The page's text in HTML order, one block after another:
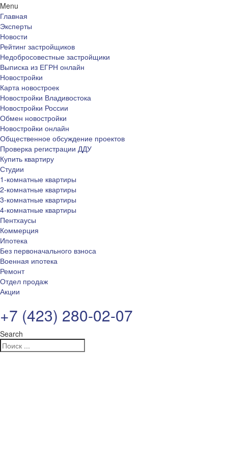
Menu
Главная
Эксперты
Новости
Рейтинг застройщиков
Недобросовестные застройщики
Выписка из ЕГРН онлайн
Новостройки
Карта новостроек
Новостройки Владивостока
Новостройки России
Обмен новостройки
Новостройки онлайн
Общественное обсуждение проектов
Проверка регистрации ДДУ
Купить квартиру
Студии
1-комнатные квартиры
2-комнатные квартиры
3-комнатные квартиры
4-комнатные квартиры
Пентхаусы
Коммерция
Ипотека
Без первоначального взноса
Военная ипотека
Ремонт
Отдел продаж
Акции
+7 (423) 280-02-07
Search